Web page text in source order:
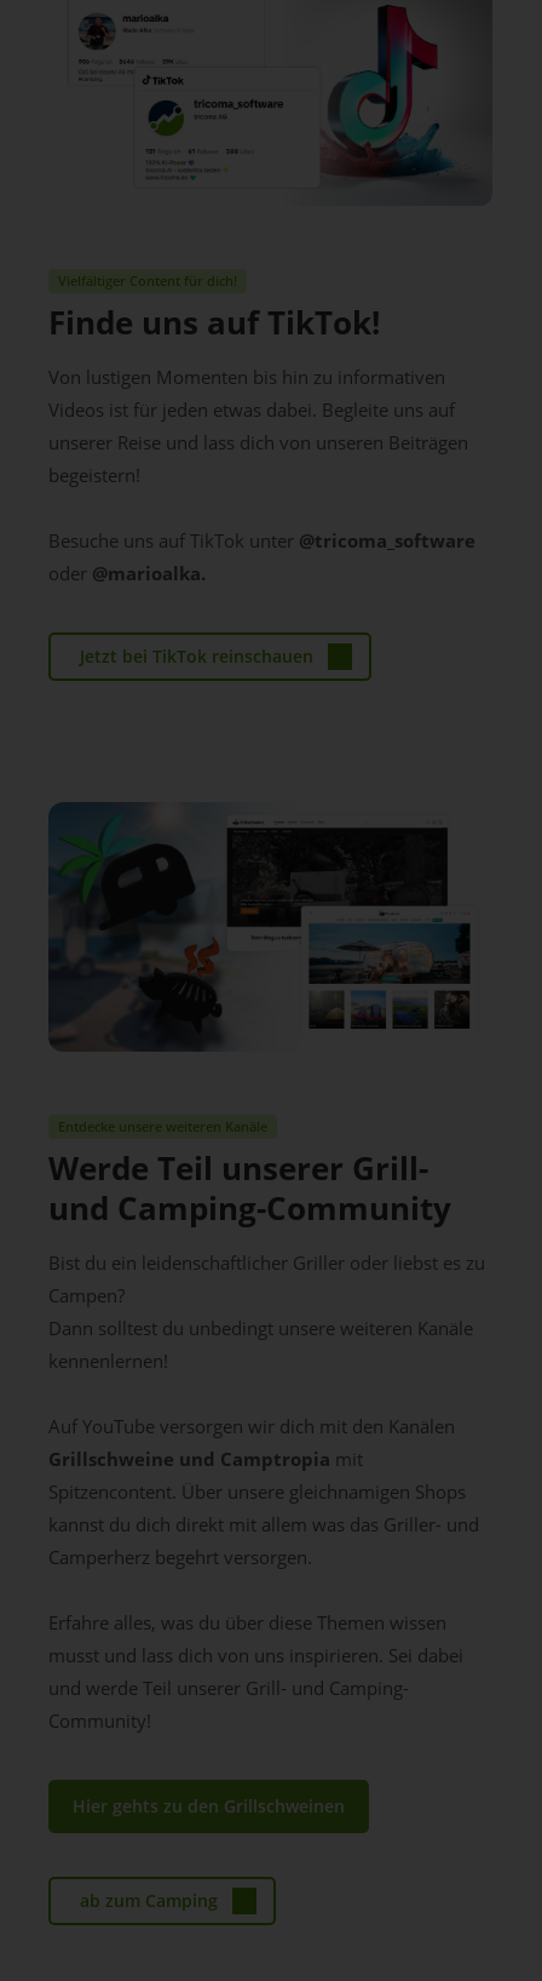
Vielfältiger Content für dich!
Finde uns auf TikTok!
Von lustigen Momenten bis hin zu informativen
Videos ist für jeden etwas dabei. Begleite uns auf
unserer Reise und lass dich von unseren Beiträgen
begeistern!
Besuche uns auf TikTok unter @tricoma_software
oder @marioalka.
Jetzt bei TikTok reinschauen
Entdecke unsere weiteren Kanäle
Werde Teil unserer Grill-
und Camping-Community
Bist du ein leidenschaftlicher Griller oder liebst es zu
Campen?
Dann solltest du unbedingt unsere weiteren Kanäle
kennenlernen!
Auf YouTube versorgen wir dich mit den Kanälen
Grillschweine und Camptropia mit
Spitzencontent. Über unsere gleichnamigen Shops
kannst du dich direkt mit allem was das Griller- und
Camperherz begehrt versorgen.
Erfahre alles, was du über diese Themen wissen
musst und lass dich von uns inspirieren. Sei dabei
und werde Teil unserer Grill- und Camping-
Community!
Hier gehts zu den Grillschweinen
ab zum Camping